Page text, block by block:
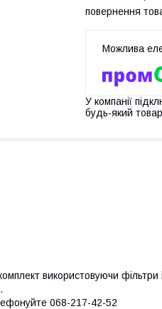
повернення
У компанії
будь-який
використовуючи фільтри
068-217-42-52